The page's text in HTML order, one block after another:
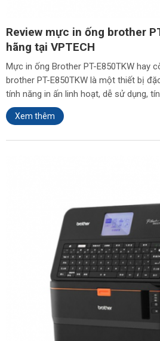
Review mực in ống brother
hãng tại VPTECH
Mực in ống Brother PT-E850TKW hay
brother PT-E850TKW là một thiết bị
tính năng in ấn linh hoạt, dễ sử dụng,
Xem thêm